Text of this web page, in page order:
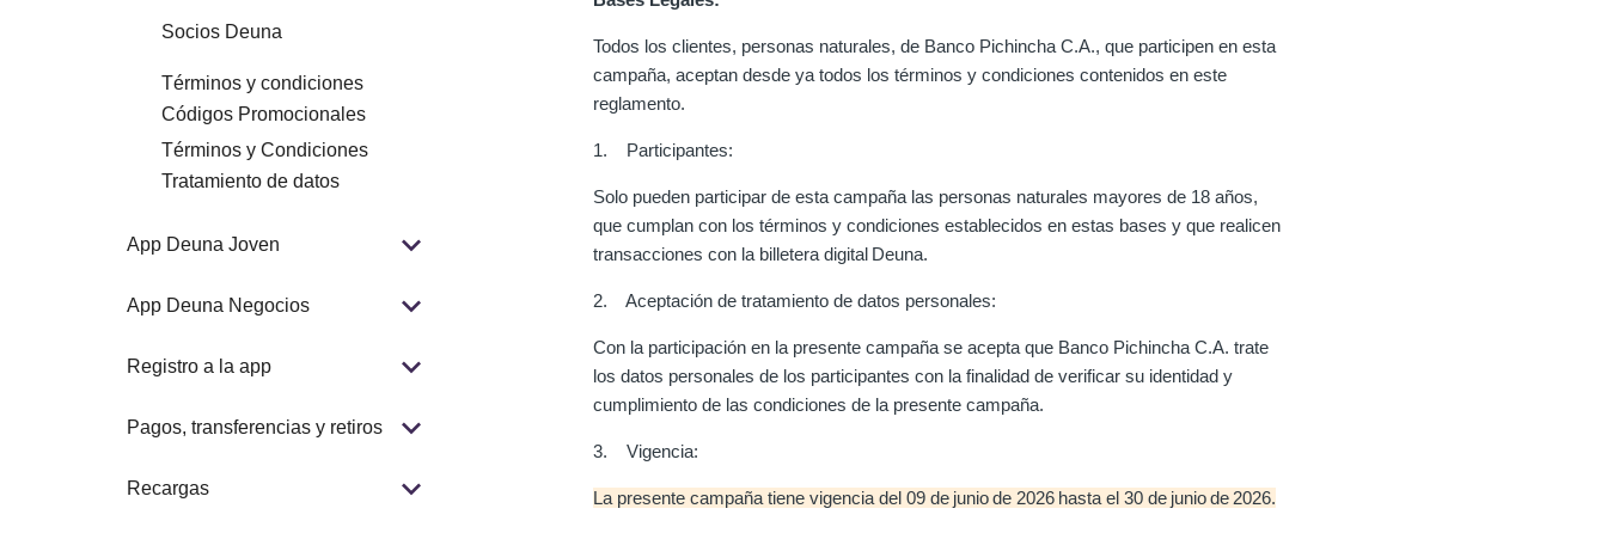
Socios Deuna
Términos y condiciones
Códigos Promocionales
Términos y Condiciones
Tratamiento de datos
App Deuna Joven
App Deuna Negocios
Registro a la app
Pagos, transferencias y retiros
Recargas
Todos los clientes, personas naturales, de Banco Pichincha C.A., que participen en esta
campaña, aceptan desde ya todos los términos y condiciones contenidos en este
reglamento.
1. Participantes:
Solo pueden participar de esta campaña las personas naturales mayores de 18 años,
que cumplan con los términos y condiciones establecidos en estas bases y que realicen
transacciones con la billetera digital Deuna.
2. Aceptación de tratamiento de datos personales:
Con la participación en la presente campaña se acepta que Banco Pichincha C.A. trate
los datos personales de los participantes con la finalidad de verificar su identidad y
cumplimiento de las condiciones de la presente campaña.
3. Vigencia:
La presente campaña tiene vigencia del 09 de junio de 2026 hasta el 30 de junio de 2026.